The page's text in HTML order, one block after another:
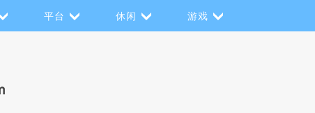
平台 休闲 游戏